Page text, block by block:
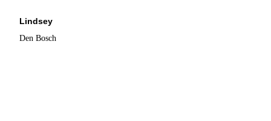
Lindsey
Den Bosch